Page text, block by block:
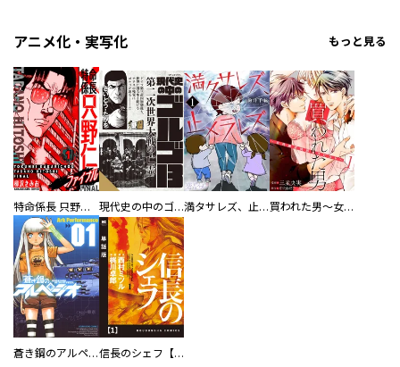
アニメ化・実写化 もっと見る
特命係長 只野仁ファイナル 愛蔵版 現代史の中のゴルゴ13 満タサレズ、止メラレズ 買われた男～女性限定快感セラピスト～【描き下ろしおまけ付き特装版】
蒼き鋼のアルペジオ 信長のシェフ【単話版】